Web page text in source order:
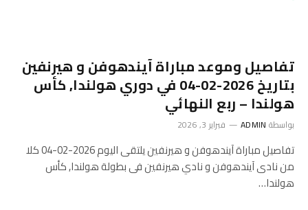
تفاصيل وموعد مباراة آيندهوفن و هيرنفين
بتاريخ 2026-02-04 في دوري هولندا, كأس
هولندا – ربع النهائي
بواسطة ADMIN فبراير 3, 2026
تفاصيل مباراة آيندهوفن و هيرنفين يلتقى اليوم 2026-02-04 كلا
من نادى آيندهوفن و نادي هيرنفين فى بطولة هولندا, كأس
هولندا…